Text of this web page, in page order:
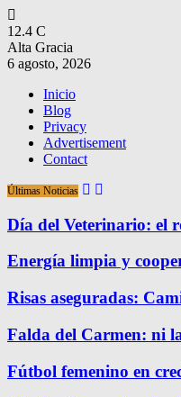
12.4 C
Alta Gracia
6 agosto, 2026
Inicio
Blog
Privacy
Advertisement
Contact
Últimas Noticias
Día del Veterinario: el
Energía limpia y
Risas aseguradas:
Falda del Carmen: ni
Fútbol femenino en